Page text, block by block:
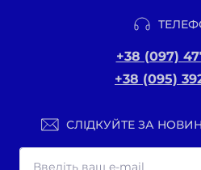
+38 (097)
+38 (095)
СЛІДКУЙТЕ ЗА